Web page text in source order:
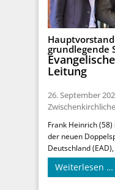
grundlegende
Leitung
26. September
Frank Heinrich
der neuen
Deutschland
Weiterlesen …